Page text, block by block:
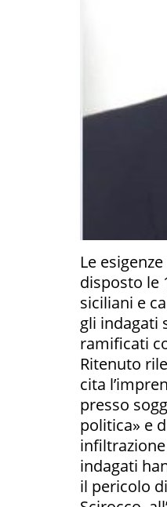
Le
disposto le
siciliani e
gli indagati
ramificati
Ritenuto
cita
presso
politica» e
indagati
il pericolo